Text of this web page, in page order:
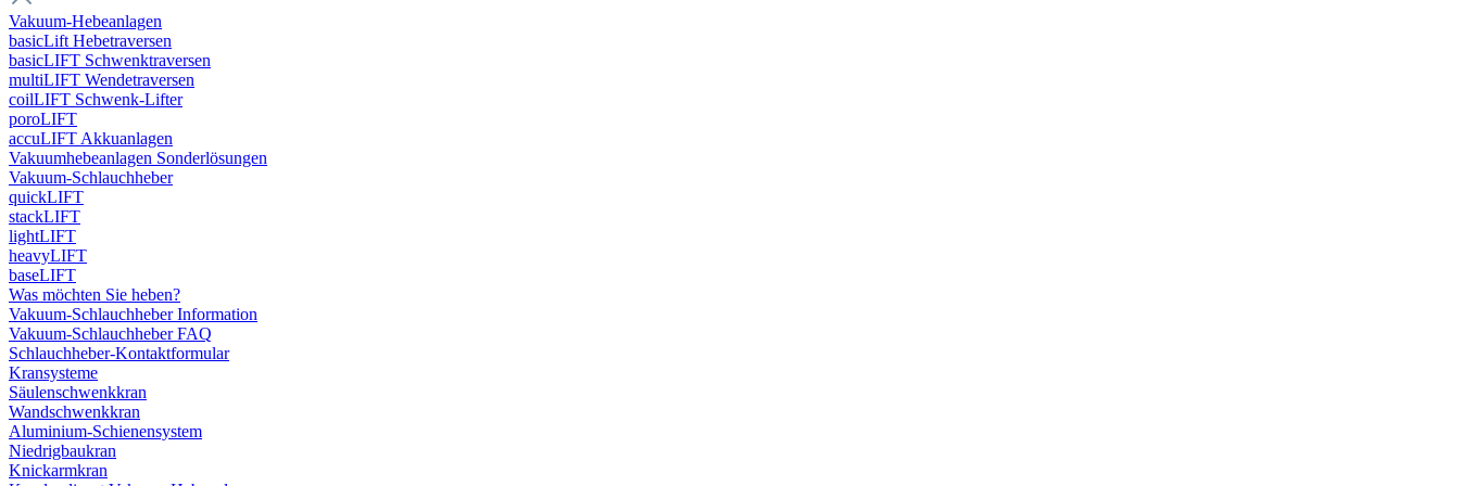
Vakuum-Hebeanlagen
basicLift Hebetraversen
basicLIFT Schwenktraversen
multiLIFT Wendetraversen
coilLIFT Schwenk-Lifter
poroLIFT
accuLIFT Akkuanlagen
Vakuumhebeanlagen Sonderlösungen
Vakuum-Schlauchheber
quickLIFT
stackLIFT
lightLIFT
heavyLIFT
baseLIFT
Was möchten Sie heben?
Vakuum-Schlauchheber Information
Vakuum-Schlauchheber FAQ
Schlauchheber-Kontaktformular
Kransysteme
Säulenschwenkkran
Wandschwenkkran
Aluminium-Schienensystem
Niedrigbaukran
Knickarmkran